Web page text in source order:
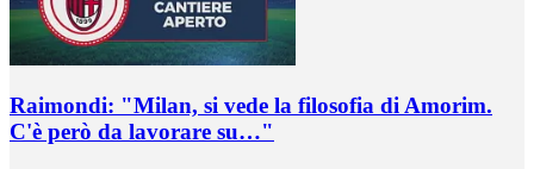
Raimondi: "Milan, si vede la filosofia di Amorim.
C'è però da lavorare su…"